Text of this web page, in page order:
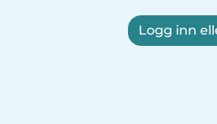
Logg inn